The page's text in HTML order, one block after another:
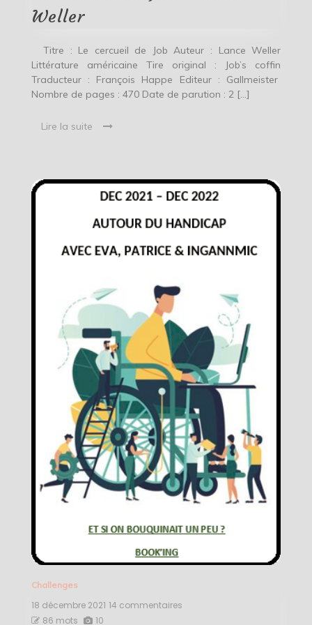
Weller
Titre : Le cercueil de Job Auteur : Lance Weller
Littérature américaine Tire original : Job’s coffin
Traducteur : François Happe Editeur : Gallmeister
Nombre de pages : 470 Date de parution : 2 […]
Lire la suite
Challenges
18 décembre 2021 14 commentaires
86 mots 10